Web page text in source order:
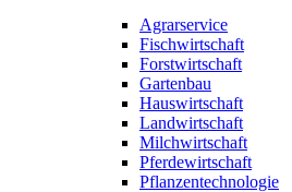
Agrarservice
Fischwirtschaft
Forstwirtschaft
Gartenbau
Hauswirtschaft
Landwirtschaft
Milchwirtschaft
Pferdewirtschaft
Pflanzentechnologie